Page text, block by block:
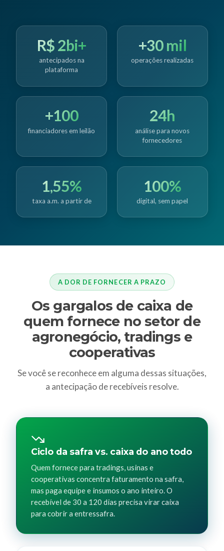
R$ 2bi+
antecipados na
plataforma
+30 mil
operações realizadas
+100
financiadores em leilão
24h
análise para novos
fornecedores
1,55%
taxa a.m. a partir de
100%
digital, sem papel
A DOR DE FORNECER A PRAZO
Os gargalos de caixa de
quem fornece no setor de
agronegócio, tradings e
cooperativas
Se você se reconhece em alguma dessas situações,
a antecipação de recebíveis resolve.
Ciclo da safra vs. caixa do ano todo
Quem fornece para tradings, usinas e
cooperativas concentra faturamento na safra,
mas paga equipe e insumos o ano inteiro. O
recebível de 30 a 120 dias precisa virar caixa
para cobrir a entressafra.